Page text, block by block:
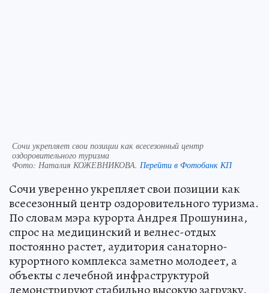
Сочи укрепляет свои позиции как всесезонный центр
оздоровительного туризма
Фото: Наталия КОЖЕВНИКОВА. Перейти в Фотобанк КП
Сочи уверенно укрепляет свои позиции как
всесезонный центр оздоровительного туризма.
По словам мэра курорта Андрея Прошунина,
спрос на медицинский и велнес-отдых
постоянно растет, аудитория санаторно-
курортного комплекса заметно молодеет, а
объекты с лечебной инфраструктурой
демонстрируют стабильно высокую загрузку.